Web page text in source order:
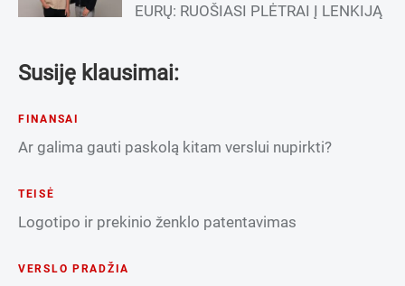
EURŲ: RUOŠIASI PLĖTRAI Į LENKIJĄ
Susiję klausimai:
FINANSAI
Ar galima gauti paskolą kitam verslui nupirkti?
TEISĖ
Logotipo ir prekinio ženklo patentavimas
VERSLO PRADŽIA